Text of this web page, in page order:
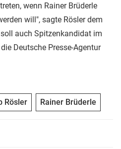
wenn Rainer Brüderle
will", sagte Rösler dem
auch Spitzenkandidat im
Deutsche Presse-Agentur
Rösler Rainer Brüderle